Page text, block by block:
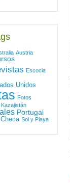
Austria
Escocia
Unidos
Fotos
Kazajistán
Portugal
Sol y Playa